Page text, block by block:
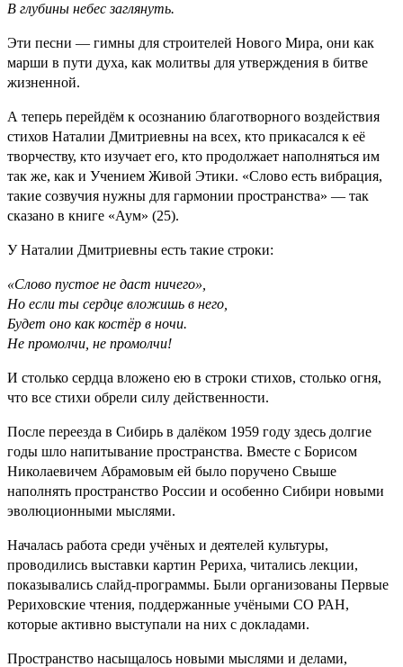
В глубины небес заглянуть.
Эти песни — гимны для строителей Нового Мира, они как
марши в пути духа, как молитвы для утверждения в битве
жизненной.
А теперь перейдём к осознанию благотворного воздействия
стихов Наталии Дмитриевны на всех, кто прикасался к её
творчеству, кто изучает его, кто продолжает наполняться им
так же, как и Учением Живой Этики. «Слово есть вибрация,
такие созвучия нужны для гармонии пространства» — так
сказано в книге «Аум» (25).
У Наталии Дмитриевны есть такие строки:
«Слово пустое не даст ничего»,
Но если ты сердце вложишь в него,
Будет оно как костёр в ночи.
Не промолчи, не промолчи!
И столько сердца вложено ею в строки стихов, столько огня,
что все стихи обрели силу действенности.
После переезда в Сибирь в далёком 1959 году здесь долгие
годы шло напитывание пространства. Вместе с Борисом
Николаевичем Абрамовым ей было поручено Свыше
наполнять пространство России и особенно Сибири новыми
эволюционными мыслями.
Началась работа среди учёных и деятелей культуры,
проводились выставки картин Рериха, читались лекции,
показывались слайд-программы. Были организованы Первые
Рериховские чтения, поддержанные учёными СО РАН,
которые активно выступали на них с докладами.
Пространство насыщалось новыми мыслями и делами,